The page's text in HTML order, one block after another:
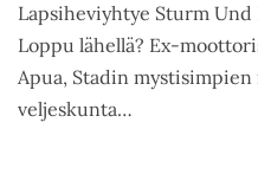
Lapsiheviyhtye Sturm
Loppu lähellä? Ex-
Apua, Stadin
veljeskunta…